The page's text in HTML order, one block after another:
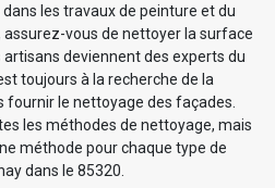
les travaux de peinture et du
vous de nettoyer la surface
deviennent des experts du
toujours à la recherche de la
le nettoyage des façades.
les méthodes de nettoyage, mais
méthode pour chaque type de
dans le 85320.